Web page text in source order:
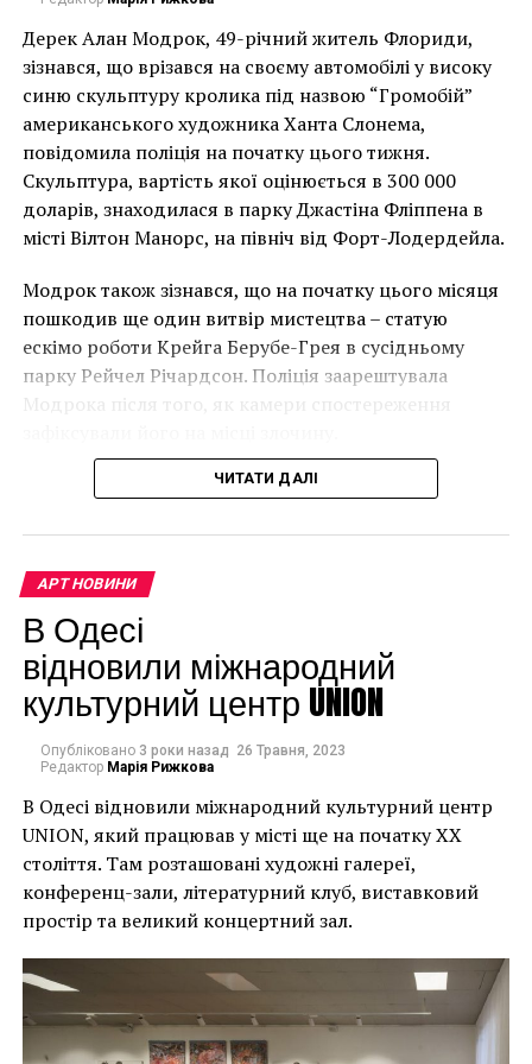
программы Национального института
антропологии и истории Мексики. Цилиндрическая
структура, обнаруженная недалеко от
кафедрального собора Мехико, построенного на
руинах ацтекского религиозного центра Темпло
Майор 14-15 веков, в диаметре около 5 метров.
«Это место
продолжает удивлять
нас, и хуэй Цомпантли,
без сомнения,
является одной из
самых впечатляющих
археологических
находок последних лет
в нашей стране», –
сказала Алехандра
Фраусто, министр
культуры Мексики.
Чоловік позує під макетом чайки, яка ось-ось
накинеться на упаковку чіпсів – сюжет графіті, що
має ознаки вуличного художника Бенксі, на стіні в
Лоустофті на східному узбережжі Англії 8 серпня 2021
року. (Фото Джастіна Талліса / AFP)
В інтерв’ю “Таймс” пан Куттс сказав:
“Спочатку це було
неймовірно, але з
розвитком подій це
стало надзвичайно
впевнений, що Бенксі
усвідомлює
непередбачувані
наслідки для власників
будинків. Якби ми
могли повернути час
назад, ми б це
зробили”.
Хулігани, які намагалися зафарбувати мурал, злодії,
які відколювали зафарбовані фрагменти, щоб
продати їх у Facebook, тріщини в стіні та члени
окружної ради – це лише деякі з неприємностей, з
якими довелося зіткнутися Куттсам. Після крадіжки
їм довелося за власний кошт найняти охоронця,
який би наглядав за муралом вночі.
Єдиний вихід, кажуть Куттси, – це зняти 22-тонну
Дерек Алан Модрок, 49-річний житель Флориди,
зізнався, що врізався на своєму автомобілі у високу
синю скульптуру кролика під назвою “Громобій”
американського художника Ханта Слонема,
повідомила поліція на початку цього тижня.
Скульптура, вартість якої оцінюється в 300 000
доларів, знаходилася в парку Джастіна Фліппена в
місті Вілтон Манорс, на північ від Форт-Лодердейла.
Модрок також зізнався, що на початку цього місяця
пошкодив ще один витвір мистецтва – статую
ескімо роботи Крейга Берубе-Грея в сусідньому
парку Рейчел Річардсон. Поліція заарештувала
Модрока після того, як камери спостереження
ЧИТАТИ ДАЛІ
АРТ НОВИНИ
В Одесі
відновили міжнародний
культурний центр UNION
Опубліковано 3 роки назад 26 Травня, 2023
Редактор Марія Рижкова
В Одесі відновили міжнародний культурний центр
UNION, який працював у місті ще на початку XX
століття. Там розташовані художні галереї,
конференц-зали, літературний клуб, виставковий
простір та великий концертний зал.